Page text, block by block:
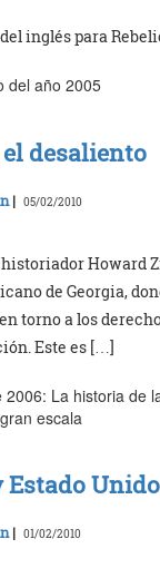
inglés para
del año 2005
desaliento
| 05/02/2010
historiador Howard
de Georgia,
torno a los
Este es […]
2006: La historia de
escala
Estado
| 01/02/2010